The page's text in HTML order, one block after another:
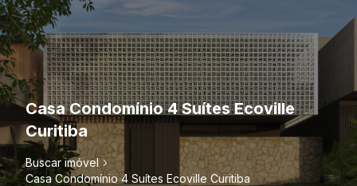
Casa Condomínio 4 Suítes Ecoville
Curitiba
Buscar imóvel
Casa Condomínio 4 Suítes Ecoville Curitiba